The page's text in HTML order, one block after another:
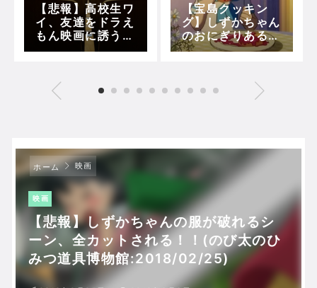
【悲報】高校生ワ
イ、友達をドラえ
もん映画に誘うも
誰一人了承しな
【宝島クッキン
グ】しずかちゃん
のおにぎりあるや
んけーーー！！！
ホーム 映画
映画
【悲報】しずかちゃんの服が破れるシ
ーン、全カットされる！！(のび太のひ
みつ道具博物館:2018/02/25)